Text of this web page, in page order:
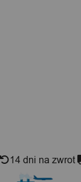
14 dni na zwrot